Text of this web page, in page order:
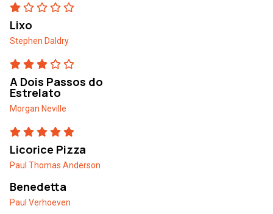
Lixo
Stephen Daldry
A Dois Passos do
Estrelato
Morgan Neville
Licorice Pizza
Paul Thomas Anderson
Benedetta
Paul Verhoeven